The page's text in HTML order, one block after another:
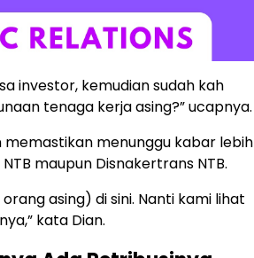
investor, kemudian sudah kah
tenaga kerja asing?” ucapnya.
menunggu kabar lebih
maupun Disnakertrans NTB.
asing) di sini. Nanti kami lihat
kata Dian.